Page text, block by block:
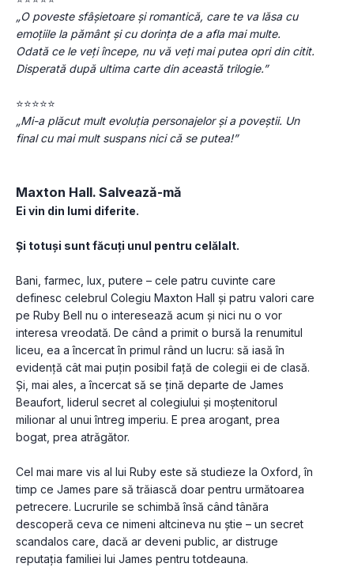
„O poveste sfâșietoare și romantică, care te va lăsa cu
emoțiile la pământ și cu dorința de a afla mai multe.
Odată ce le veți începe, nu vă veți mai putea opri din citit.
Disperată după ultima carte din această trilogie.”
⭐⭐⭐⭐⭐
„Mi-a plăcut mult evoluția personajelor și a poveștii. Un
final cu mai mult suspans nici că se putea!”
Maxton Hall. Salvează-mă
Ei vin din lumi diferite.
Și totuși sunt făcuți unul pentru celălalt.
Bani, farmec, lux, putere – cele patru cuvinte care
definesc celebrul Colegiu Maxton Hall și patru valori care
pe Ruby Bell nu o interesează acum și nici nu o vor
interesa vreodată. De când a primit o bursă la renumitul
liceu, ea a încercat în primul rând un lucru: să iasă în
evidență cât mai puțin posibil față de colegii ei de clasă.
Și, mai ales, a încercat să se țină departe de James
Beaufort, liderul secret al colegiului și moștenitorul
milionar al unui întreg imperiu. E prea arogant, prea
bogat, prea atrăgător.
Cel mai mare vis al lui Ruby este să studieze la Oxford, în
timp ce James pare să trăiască doar pentru următoarea
petrecere. Lucrurile se schimbă însă când tânăra
descoperă ceva ce nimeni altcineva nu știe – un secret
scandalos care, dacă ar deveni public, ar distruge
reputația familiei lui James pentru totdeauna.